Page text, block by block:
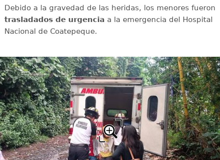
Debido a la gravedad de las heridas, los menores fueron
trasladados de urgencia a la emergencia del Hospital
Nacional de Coatepeque.